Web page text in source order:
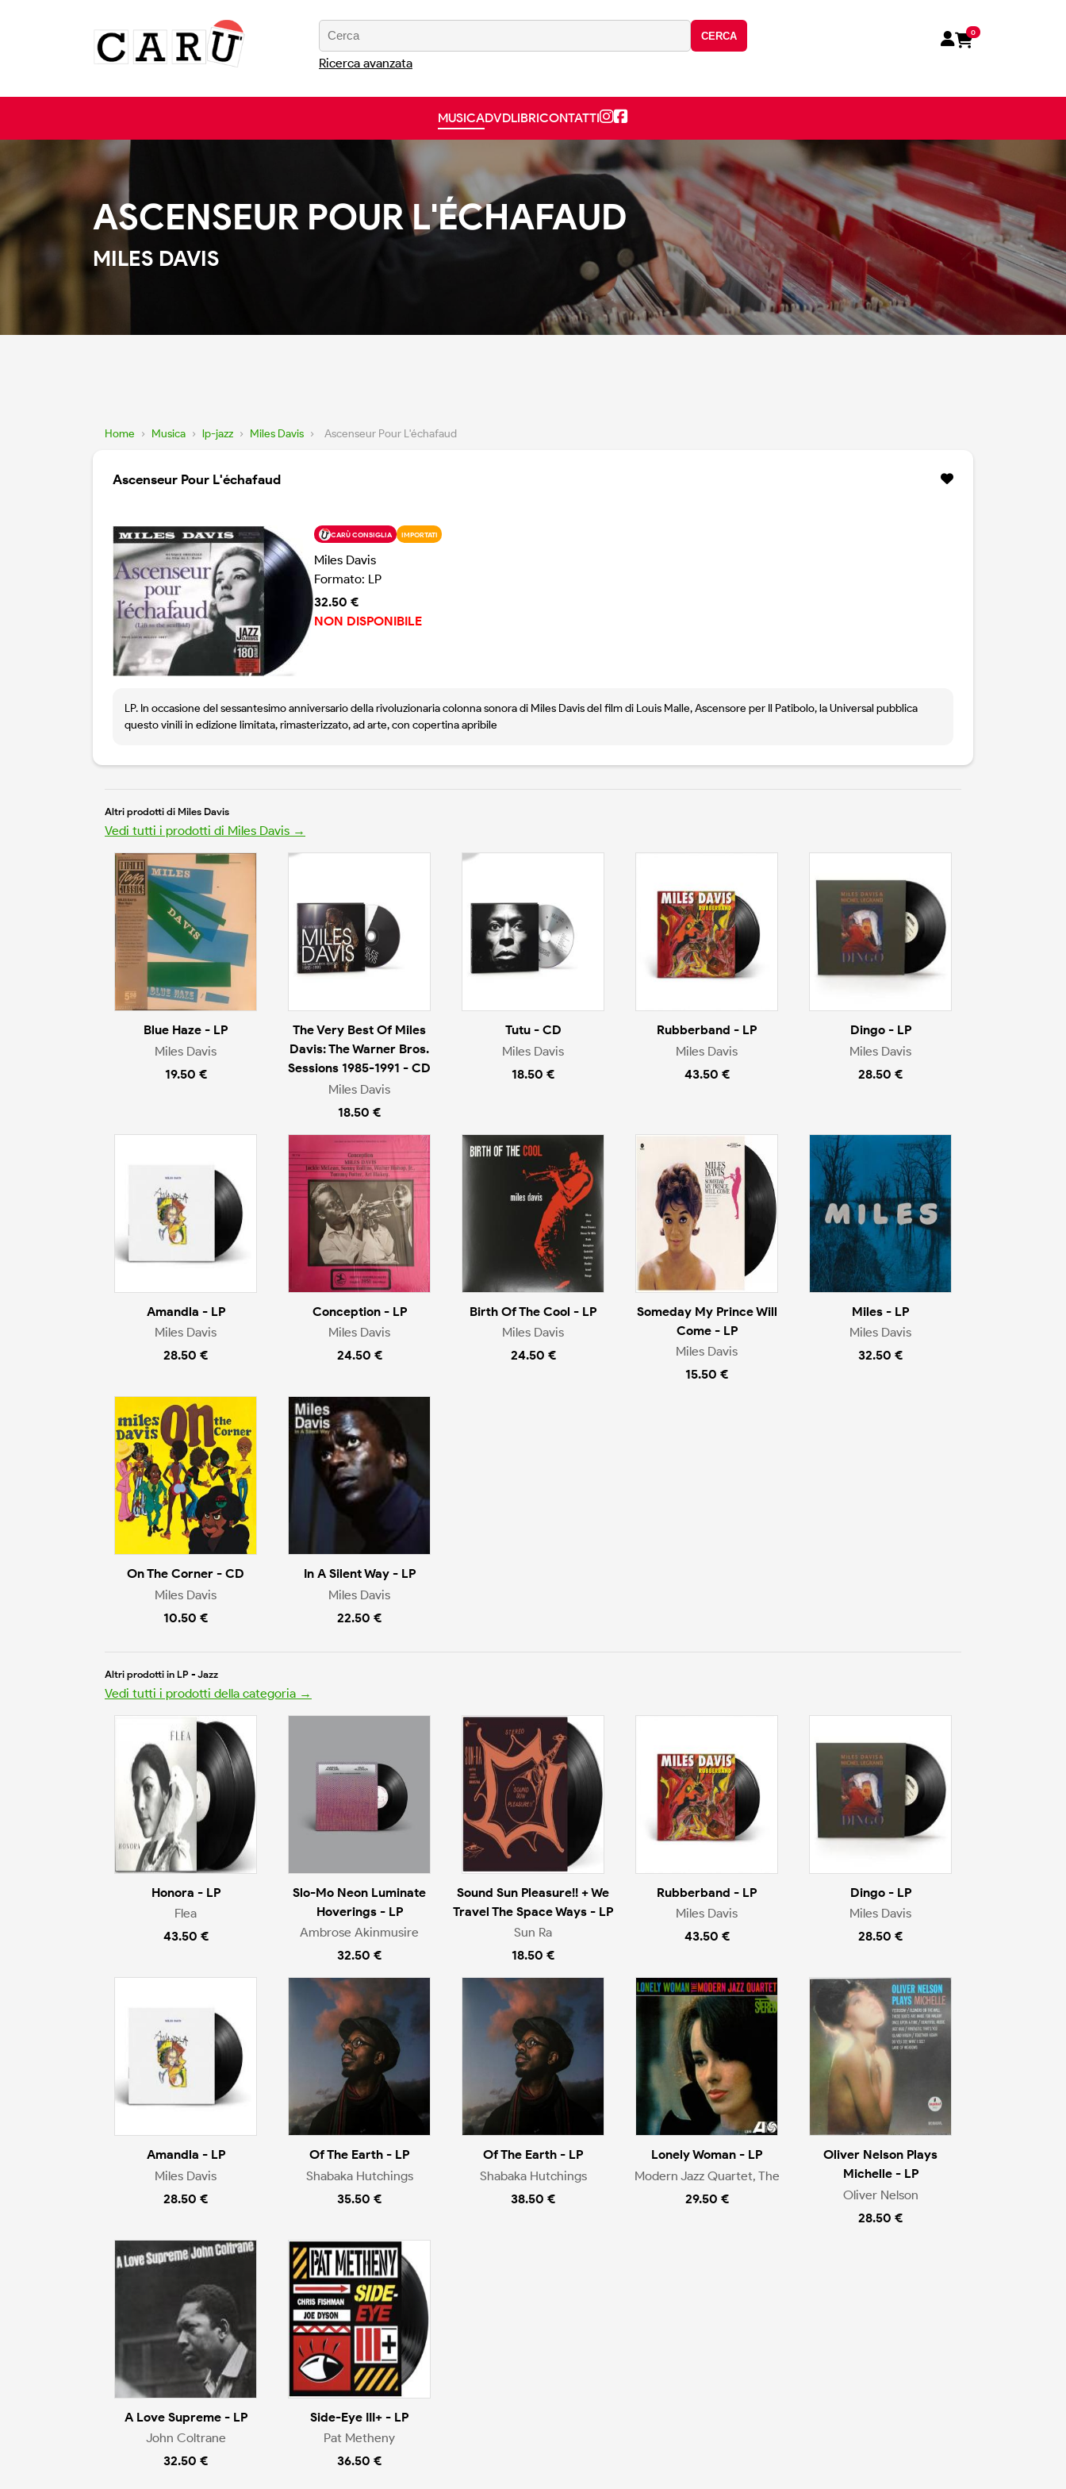
CERCA
Ricerca avanzata
0
MUSICADVDLIBRICONTATTI
ASCENSEUR POUR L'ÉCHAFAUD
MILES DAVIS
Home › Musica › lp-jazz › Miles Davis › Ascenseur Pour L'échafaud
Ascenseur Pour L'échafaud
CARÙ CONSIGLIA IMPORTATI
Miles Davis
Formato: LP
32.50 €
NON DISPONIBILE
LP. In occasione del sessantesimo anniversario della rivoluzionaria colonna sonora di Miles Davis del film di Louis Malle, Ascensore per Il Patibolo, la Universal pubblica
questo vinili in edizione limitata, rimasterizzato, ad arte, con copertina apribile
Altri prodotti di Miles Davis
Vedi tutti i prodotti di Miles Davis →
Blue Haze - LP
Miles Davis
19.50 €
The Very Best Of Miles
Davis: The Warner Bros.
Sessions 1985-1991 - CD
Miles Davis
18.50 €
Tutu - CD
Miles Davis
18.50 €
Rubberband - LP
Miles Davis
43.50 €
Dingo - LP
Miles Davis
28.50 €
Amandla - LP
Miles Davis
28.50 €
Conception - LP
Miles Davis
24.50 €
Birth Of The Cool - LP
Miles Davis
24.50 €
Someday My Prince Will
Come - LP
Miles Davis
15.50 €
Miles - LP
Miles Davis
32.50 €
On The Corner - CD
Miles Davis
10.50 €
In A Silent Way - LP
Miles Davis
22.50 €
Altri prodotti in LP - Jazz
Vedi tutti i prodotti della categoria →
Honora - LP
Flea
43.50 €
Slo-Mo Neon Luminate
Hoverings - LP
Ambrose Akinmusire
32.50 €
Sound Sun Pleasure!! + We
Travel The Space Ways - LP
Sun Ra
18.50 €
Rubberband - LP
Miles Davis
43.50 €
Dingo - LP
Miles Davis
28.50 €
Amandla - LP
Miles Davis
28.50 €
Of The Earth - LP
Shabaka Hutchings
35.50 €
Of The Earth - LP
Shabaka Hutchings
38.50 €
Lonely Woman - LP
Modern Jazz Quartet, The
29.50 €
Oliver Nelson Plays
Michelle - LP
Oliver Nelson
28.50 €
A Love Supreme - LP
John Coltrane
32.50 €
Side-Eye III+ - LP
Pat Metheny
36.50 €